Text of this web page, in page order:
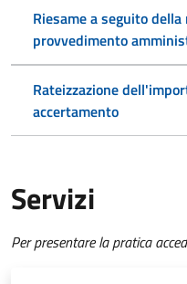
Riesame a seguito
provvedimento
Rateizzazione
accertamento
Servizi
Per presentare la pratica